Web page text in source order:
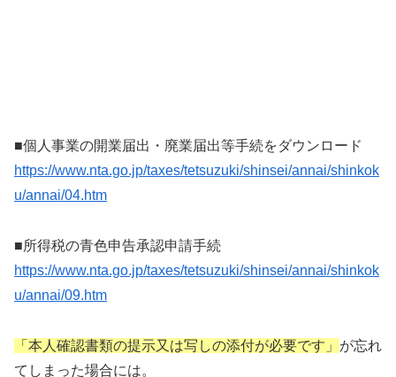
■個人事業の開業届出・廃業届出等手続をダウンロード
https://www.nta.go.jp/taxes/tetsuzuki/shinsei/annai/shinkok
u/annai/04.htm
■所得税の青色申告承認申請手続
https://www.nta.go.jp/taxes/tetsuzuki/shinsei/annai/shinkok
u/annai/09.htm
「本人確認書類の提示又は写しの添付が必要です」 が忘れ
てしまった場合には。